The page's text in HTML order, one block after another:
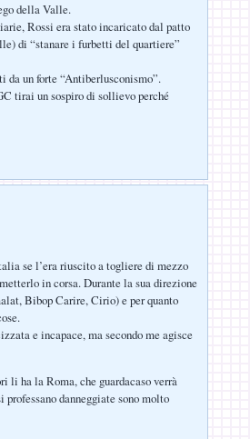
della Valle.
Rossi era stato incaricato dal patto
di “stanare i furbetti del quartiere”
da un forte “Antiberlusconismo”.
tirai un sospiro di sollievo perché
se l’era riuscito a togliere di mezzo
in corsa. Durante la sua direzione
Bibop Carire, Cirio) e per quanto
e incapace, ma secondo me agisce
li ha la Roma, che guardacaso verrà
danneggiate sono molto